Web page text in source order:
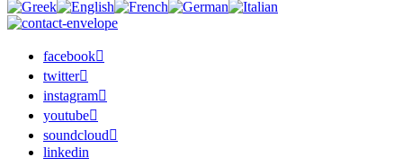
facebook
twitter
instagram
youtube
soundcloud
linkedin